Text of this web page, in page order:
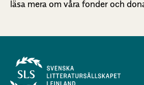
läsa mera om våra fonder och